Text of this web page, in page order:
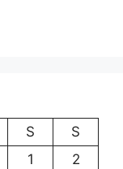
S
S
1
2